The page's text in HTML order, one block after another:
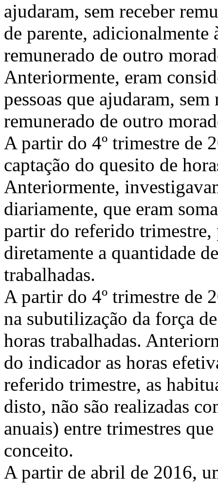
ajudaram, sem receber
de parente, adicionalmente
remunerado de outro
Anteriormente, eram
pessoas que ajudaram,
remunerado de outro
A partir do 4º trimestre de
captação do quesito de
Anteriormente,
diariamente, que eram
partir do referido trimestre,
diretamente a quantidade
trabalhadas.
A partir do 4º trimestre de
na subutilização da força
horas trabalhadas.
do indicador as horas
referido trimestre, as
disto, não são realizadas
anuais) entre trimestres
conceito.
A partir de abril de 2016,